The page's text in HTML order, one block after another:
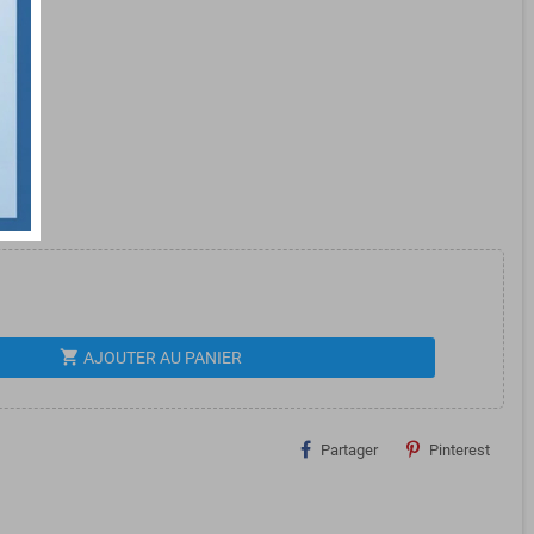
shopping_cart AJOUTER AU PANIER
Partager Pinterest